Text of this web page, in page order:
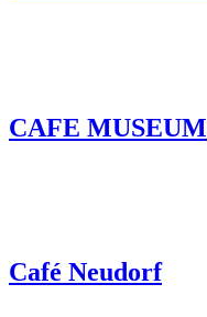
CAFE MUSEUM
Café Neudorf